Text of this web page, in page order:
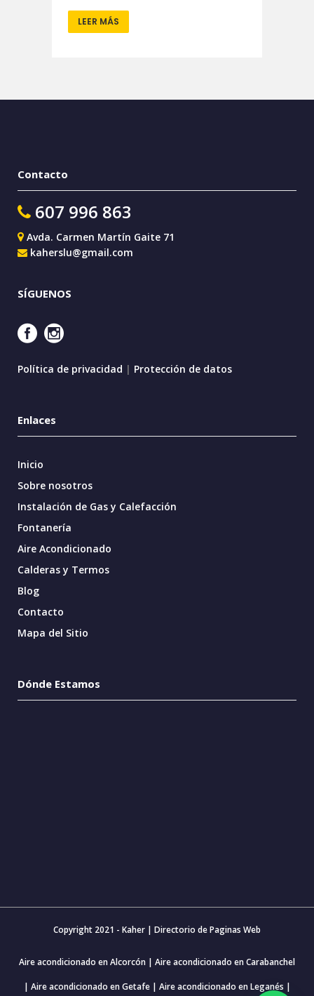
LEER MÁS
Contacto
607 996 863
Avda. Carmen Martín Gaite 71
kaherslu@gmail.com
SÍGUENOS
Política de privacidad | Protección de datos
Enlaces
Inicio
Sobre nosotros
Instalación de Gas y Calefacción
Fontanería
Aire Acondicionado
Calderas y Termos
Blog
Contacto
Mapa del Sitio
Dónde Estamos
Copyright 2021 - Kaher | Directorio de Paginas Web
Aire acondicionado en Alcorcón | Aire acondicionado en Carabanchel
| Aire acondicionado en Getafe| Aire acondicionado en Leganés |